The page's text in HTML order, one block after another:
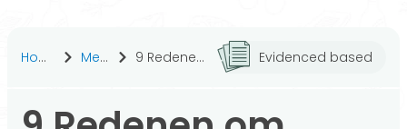
Home Medisch 9 Redenen om vitamine D in het zonnetje te zetten Evidenced based